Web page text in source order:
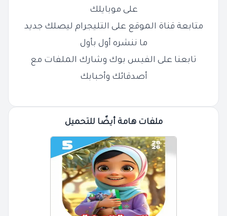
على موبايلك
متابعة قناة الموقع على التليجرام ليصلك جديد
ما ننشره أول بأول
تابعنا على الفيس بوك وشارك الملفات مع
أصدقائك وأحبابك
ملفات هامة أيضًا للتحميل